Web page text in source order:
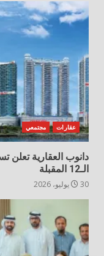
عقارات مجتمعي
الـ12 المقبلة
30 يوليو، 2026